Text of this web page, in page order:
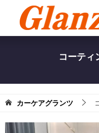
コーティ
カーケアグランツ